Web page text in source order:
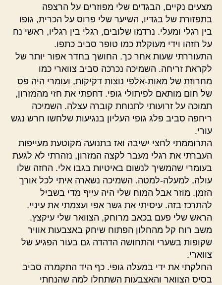
מצעים נקיים, הבגדים שלי מפוזרים על הרצפה
בתפזורת של בגדיו, השיער שלי פרוס על הכרית, גופו
בין רגלי ומעלי. נרדמו שלובים, רגלי בין רגליו, ראשי נח
על חזהו וידי מעוקלת כמו טופר סביב כתפו.
התעוררתי שעות אחר כך. החושך בחדר אפור יותר של
לקראת זריחה. השמיכה נכרכה סביב צווארי כמו
מחרוזת של מאות-אלפי נוצות דקיקות, ועומרי היה פס
של חום מותאם לפיתולי גופי. דחפתי את חזי מהמזרון,
תמוכה על זרועותי לתנוחת קוברה עצלה. השמיכה
ריחפה סביב פלג גופי העליון בנגיעות שלחשו חרש נגש
עורי.
התרוממתי לחצי ישיבה ואז בתנועה מקוטעת מעייפות
העברתי את רגלי מעבר לקצה המזרון, נזהרתי לא לגעת
בעומרי שהמשיך לנשום באיטיות בגבו אלי. החזה שלו
עולה, למעלה-למטה. השמיכה נשארה איתי לכל אורך
הזמן. מוזר אבל המוח שלי היה עייף מדי בשביל
להתרכז בזה. עיסיתי את גשר אפי ועצמתי את עיניי.
הראש שלי פעם בכאב מרוחק, הצוואר שלי עיקצץ.
משב רוח קל מהחלון הפתוח שיחק באצבעות אוויר
שקופות בשערי והתחושה הדהדה גם בעור הפגיע של
צווארי.
החלקתי את ידי במעלה גופי. כף היד התקמרה סביב
בסיס הצוואר והאצבעות השתחלו למה שהנחתי